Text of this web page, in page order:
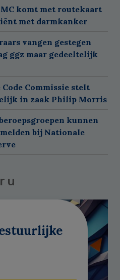
komt met routekaart
met darmkanker
vangen gestegen
ggz maar gedeeltelijk
Code Commissie stelt
in zaak Philip Morris
kunnen
bij Nationale
u